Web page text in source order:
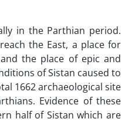
in the Parthian period.
the East, a place for
the place of epic and
of Sistan caused to
1662 archaeological site
Evidence of these
half of Sistan which are